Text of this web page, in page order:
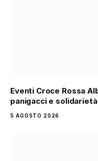
Eventi Croce Rossa
panigacci e solidarietà
5 AGOSTO 2026